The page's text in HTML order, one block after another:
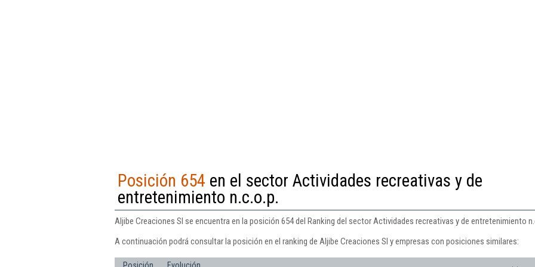
Posición 654 en el sector Actividades recreativas y de
entretenimiento n.c.o.p.
Aljibe Creaciones Sl se encuentra en la posición 654 del Ranking del sector Actividades recreativas y de entretenimiento
A continuación podrá consultar la posición en el ranking de Aljibe Creaciones Sl y empresas con posiciones similares:
Posición Evolución